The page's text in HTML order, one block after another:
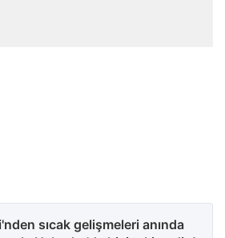
sıcak gelişmeleri anında